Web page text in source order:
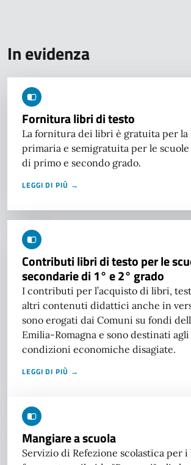
In evidenza
Fornitura libri di testo
La fornitura dei libri è gratuita per la
primaria e semigratuita per le
di primo e secondo grado.
LEGGI DI PIÙ →
Contributi libri di testo per le
secondarie di 1° e 2° grado
I contributi per l’acquisto di libri,
altri contenuti didattici anche in
sono erogati dai Comuni su fondi
Emilia-Romagna e sono destinati
condizioni economiche disagiate.
LEGGI DI PIÙ →
Mangiare a scuola
Servizio di Refezione scolastica per